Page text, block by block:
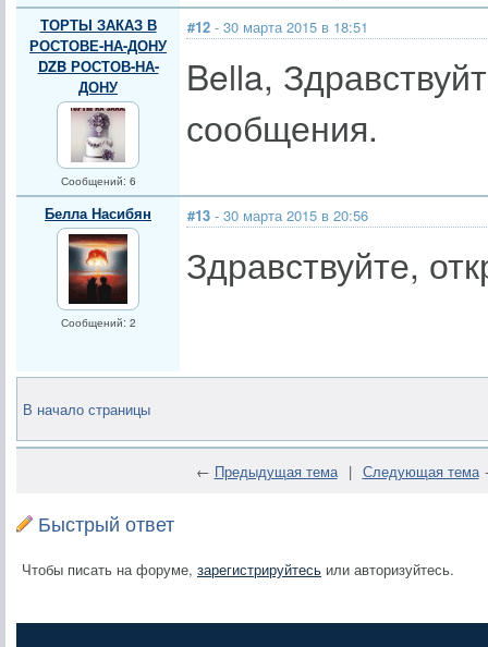
ТОРТЫ ЗАКАЗ В
РОСТОВЕ-НА-ДОНУ
DZB РОСТОВ-НА-
ДОНУ
Сообщений: 6
#12 - 30 марта 2015 в 18:51
Bella,
сообщения.
Белла Насибян
Сообщений: 2
#13 - 30 марта 2015 в 20:56
Здравствуйте,
В начало страницы
← Предыдущая тема | Следующая тема
Быстрый ответ
Чтобы писать на форуме, зарегистрируйтесь или авторизуйтесь.